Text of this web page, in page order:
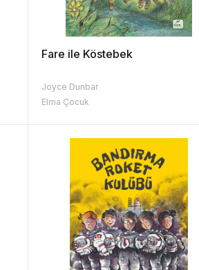
Fare ile Köstebek
Joyce Dunbar
Elma Çocuk